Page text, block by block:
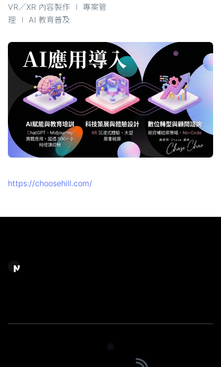
VR／XR 內容製作 ∣ 專案管
理 ∣ AI 教育普及
https://choosehill.com/